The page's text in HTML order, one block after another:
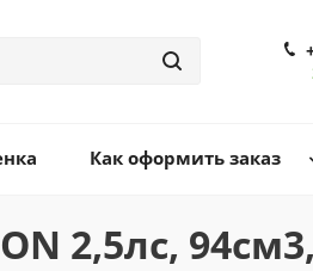
Как оформить заказ
2,5лс,